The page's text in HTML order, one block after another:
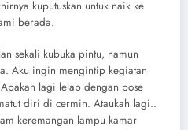
kuputuskan untuk naik ke
berada.
sekali kubuka pintu, namun
Aku ingin mengintip kegiatan
lagi lelap dengan pose
diri di cermin. Ataukah lagi..
keremangan lampu kamar